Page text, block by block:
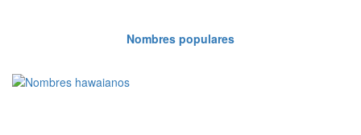
Nombres populares